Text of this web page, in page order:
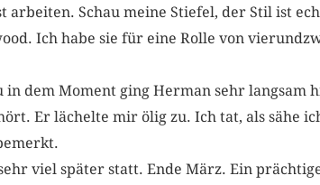
arbeiten. Schau meine Stiefel, der Stil ist
Ich habe sie für eine Rolle von
in dem Moment ging Herman sehr langsam
Er lächelte mir ölig zu. Ich tat, als sähe
viel später statt. Ende März. Ein